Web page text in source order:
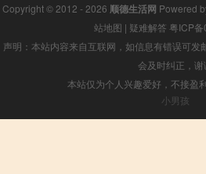
Copyright © 2012 - 2026 顺德生活网 Powered
站地图 | 疑难解答 粤ICP
声明：本站内容来自互联网，如信息有错误可
会及时纠正，谢
本站仅为个人兴趣爱好，不接盈
小男孩